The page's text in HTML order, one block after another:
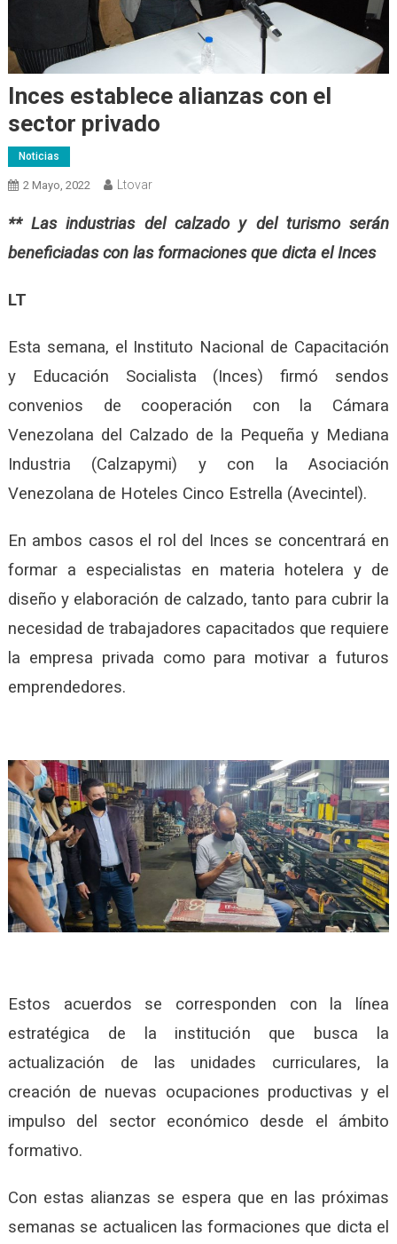
Inces establece alianzas con el
sector privado
Noticias
2 Mayo, 2022 Ltovar
** Las industrias del calzado y del turismo serán
beneficiadas con las formaciones que dicta el Inces
LT
Esta semana, el Instituto Nacional de Capacitación
y Educación Socialista (Inces) firmó sendos
convenios de cooperación con la Cámara
Venezolana del Calzado de la Pequeña y Mediana
Industria (Calzapymi) y con la Asociación
Venezolana de Hoteles Cinco Estrella (Avecintel).
En ambos casos el rol del Inces se concentrará en
formar a especialistas en materia hotelera y de
diseño y elaboración de calzado, tanto para cubrir la
necesidad de trabajadores capacitados que requiere
la empresa privada como para motivar a futuros
emprendedores.
Estos acuerdos se corresponden con la línea
estratégica de la institución que busca la
actualización de las unidades curriculares, la
creación de nuevas ocupaciones productivas y el
impulso del sector económico desde el ámbito
formativo.
Con estas alianzas se espera que en las próximas
semanas se actualicen las formaciones que dicta el